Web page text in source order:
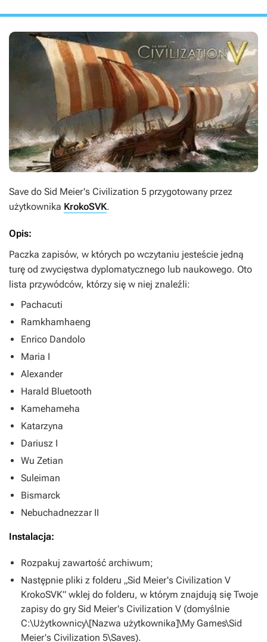
Save do Sid Meier's Civilization 5 przygotowany przez
użytkownika KrokoSVK.
Opis:
Paczka zapisów, w których po wczytaniu jesteście jedną
turę od zwycięstwa dyplomatycznego lub naukowego. Oto
lista przywódców, którzy się w niej znaleźli:
Pachacuti
Ramkhamhaeng
Enrico Dandolo
Maria I
Alexander
Harald Bluetooth
Kamehameha
Katarzyna
Dariusz I
Wu Zetian
Suleiman
Bismarck
Nebuchadnezzar II
Instalacja:
Rozpakuj zawartość archiwum;
Następnie pliki z folderu „Sid Meier's Civilization V
KrokoSVK” wklej do folderu, w którym znajdują się Twoje
zapisy do gry Sid Meier's Civilization V (domyślnie
C:\Użytkownicy\[Nazwa użytkownika]\My Games\Sid
Meier's Civilization 5\Saves).